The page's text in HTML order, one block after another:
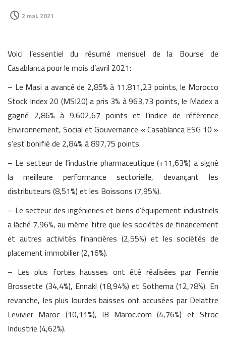
2 mai، 2021
Voici l’essentiel du résumé mensuel de la Bourse de
Casablanca pour le mois d’avril 2021:
– Le Masi a avancé de 2,85% à 11.811,23 points, le Morocco
Stock Index 20 (MSI20) a pris 3% à 963,73 points, le Madex a
gagné 2,86% à 9.602,67 points et l’indice de référence
Environnement, Social et Gouvernance « Casablanca ESG 10 »
s’est bonifié de 2,84% à 897,75 points.
– Le secteur de l’industrie pharmaceutique (+11,63%) a signé
la meilleure performance sectorielle, devançant les
distributeurs (8,51%) et les Boissons (7,95%).
– Le secteur des ingénieries et biens d’équipement industriels
a lâché 7,96%, au même titre que les sociétés de financement
et autres activités financières (2,55%) et les sociétés de
placement immobilier (2,16%).
– Les plus fortes hausses ont été réalisées par Fennie
Brossette (34,4%), Ennakl (18,94%) et Sothema (12,78%). En
revanche, les plus lourdes baisses ont accusées par Delattre
Levivier Maroc (10,11%), IB Maroc.com (4,76%) et Stroc
Industrie (4,62%).